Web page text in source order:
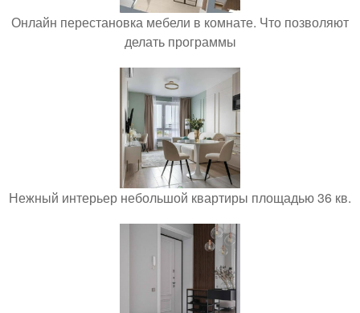
Онлайн перестановка мебели в комнате. Что позволяют
делать программы
Нежный интерьер небольшой квартиры площадью 36 кв.